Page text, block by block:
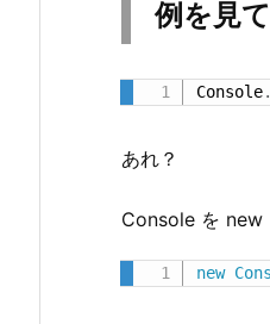
ス
ソ
ド
の
い
例を見
Console
あれ？
Console を new
new